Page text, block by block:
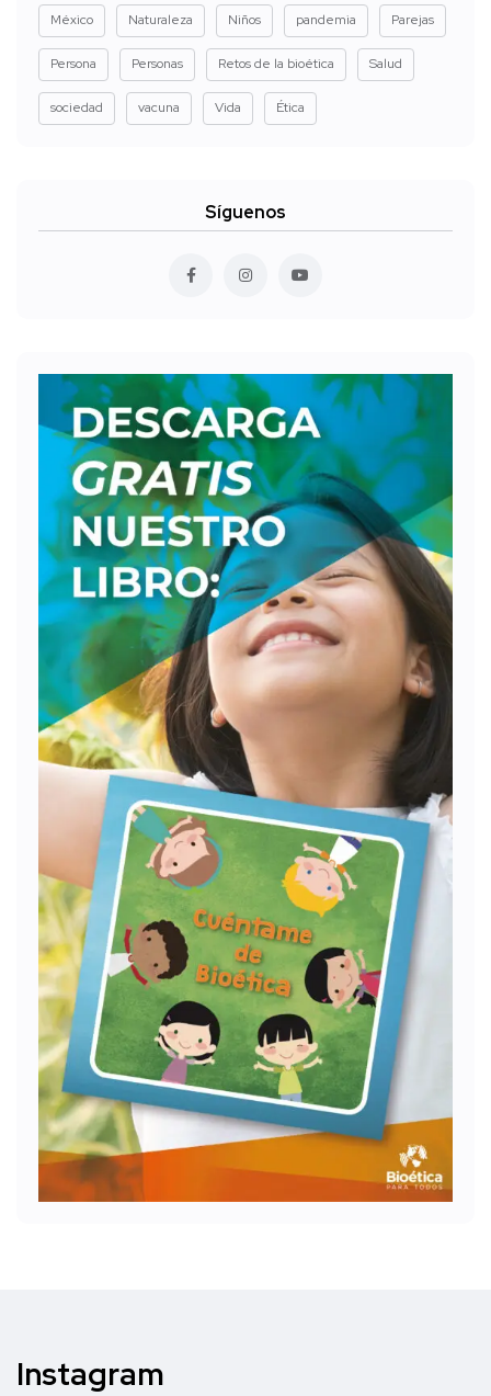
México Naturaleza Niños pandemia Parejas
Persona Personas Retos de la bioética Salud
sociedad vacuna Vida Ética
Síguenos
Instagram